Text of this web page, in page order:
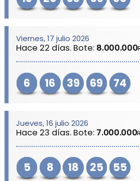
Viernes, 17 julio 2026
Hace 22 días. Bote: 8.000.000
6 16 39 69 74
Jueves, 16 julio 2026
Hace 23 días. Bote: 7.000.000
5 8 18 25 55